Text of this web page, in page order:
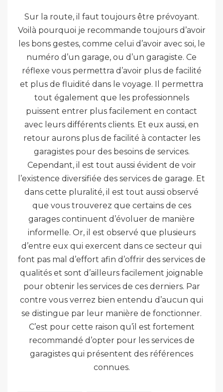
Sur la route, il faut toujours être prévoyant.
Voilà pourquoi je recommande toujours d’avoir
les bons gestes, comme celui d’avoir avec soi, le
numéro d’un garage, ou d’un garagiste. Ce
réflexe vous permettra d’avoir plus de facilité
et plus de fluidité dans le voyage. Il permettra
tout également que les professionnels
puissent entrer plus facilement en contact
avec leurs différents clients. Et eux aussi, en
retour aurons plus de facilité à contacter les
garagistes pour des besoins de services.
Cependant, il est tout aussi évident de voir
l’existence diversifiée des services de garage. Et
dans cette pluralité, il est tout aussi observé
que vous trouverez que certains de ces
garages continuent d’évoluer de manière
informelle. Or, il est observé que plusieurs
d’entre eux qui exercent dans ce secteur qui
font pas mal d’effort afin d’offrir des services de
qualités et sont d’ailleurs facilement joignable
pour obtenir les services de ces derniers. Par
contre vous verrez bien entendu d’aucun qui
se distingue par leur manière de fonctionner.
C’est pour cette raison qu’il est fortement
recommandé d’opter pour les services de
garagistes qui présentent des références
connues.